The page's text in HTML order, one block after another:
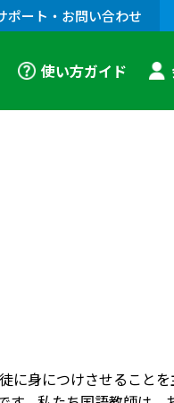
ポート・お問い合わせ
使い方ガイド
身につけさせることを